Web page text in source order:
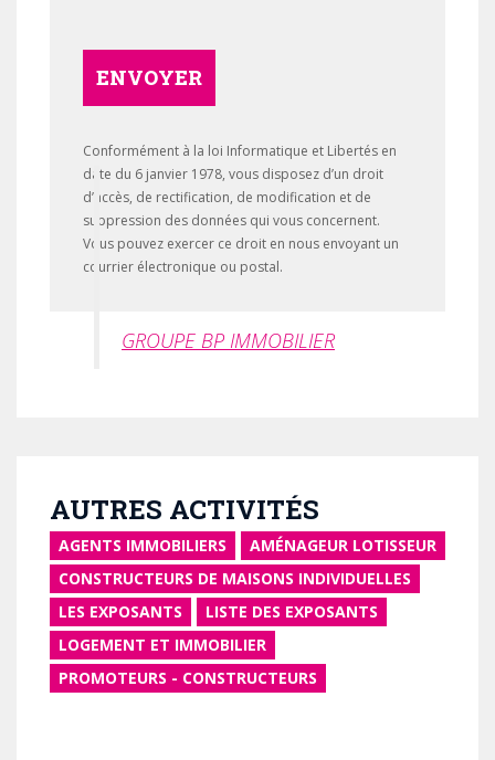
ENVOYER
Conformément à la loi Informatique et Libertés en
date du 6 janvier 1978, vous disposez d’un droit
d’accès, de rectification, de modification et de
suppression des données qui vous concernent.
Vous pouvez exercer ce droit en nous envoyant un
courrier électronique ou postal.
GROUPE BP IMMOBILIER
AUTRES ACTIVITÉS
AGENTS IMMOBILIERS
AMÉNAGEUR LOTISSEUR
CONSTRUCTEURS DE MAISONS INDIVIDUELLES
LES EXPOSANTS
LISTE DES EXPOSANTS
LOGEMENT ET IMMOBILIER
PROMOTEURS - CONSTRUCTEURS